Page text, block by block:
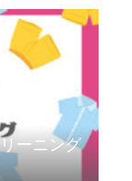
ーニング